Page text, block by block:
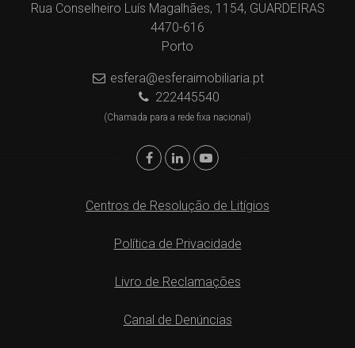
Rua Conselheiro Luís Magalhães, 1154, GUARDEIRAS
4470-616
Porto
esfera@esferaimobiliaria.pt
222445540
(Chamada para a rede fixa nacional)
Centros de Resolução de Litígios
Política de Privacidade
Livro de Reclamações
Canal de Denúncias